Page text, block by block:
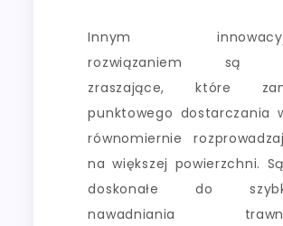
Innym
rozwiązaniem są
zraszające, które
punktowego dostarczania
równomiernie
na większej powierzchni.
doskonałe do
nawadniania